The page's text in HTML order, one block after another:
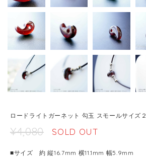
ロードライトガーネット 勾玉 スモールサイズ２
¥4,080 SOLD OUT
■サイズ 約 縦16.7mm 横11.1mm 幅5.9mm